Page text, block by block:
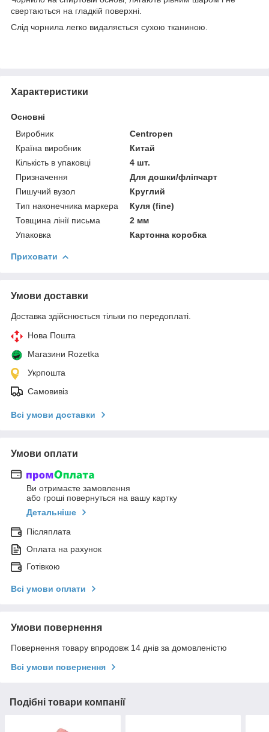
свертаються на гладкій поверхні.
Слід чорнила легко видаляється сухою тканиною.
Характеристики
Основні
Виробник
Centropen
Країна виробник
Китай
Кількість в упаковці
4 шт.
Призначення
Для дошки/фліпчарт
Пишучий вузол
Круглий
Тип наконечника маркера
Куля (fine)
Товщина лінії письма
2 мм
Упаковка
Картонна коробка
Приховати
Умови доставки
Доставка здійснюється тільки по передоплаті.
Нова Пошта
Магазини Rozetka
Укрпошта
Самовивіз
Всі умови доставки
Умови оплати
Ви отримаєте замовлення
або гроші повернуться на вашу картку
Детальніше
Післяплата
Оплата на рахунок
Готівкою
Всі умови оплати
Умови повернення
Повернення товару впродовж 14 днів за домовленістю
Всі умови повернення
Подібні товари компанії